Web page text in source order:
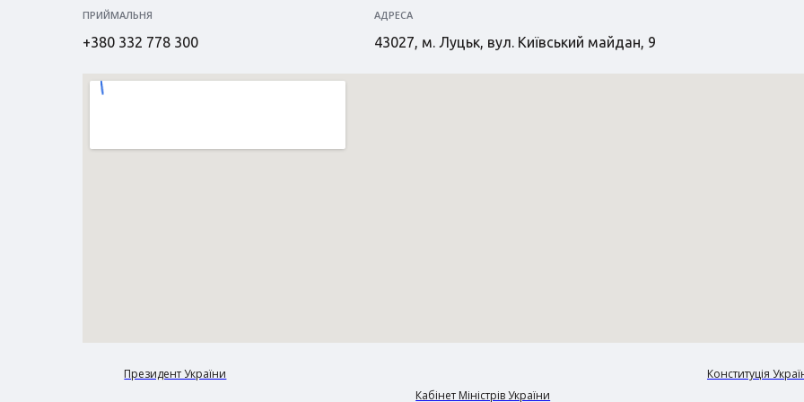
ПРИЙМАЛЬНЯ
+380 332 778 300
АДРЕСА
43027, м. Луцьк, вул. Київський майдан, 9
Президент України
Кабінет Міністрів України
Конституція